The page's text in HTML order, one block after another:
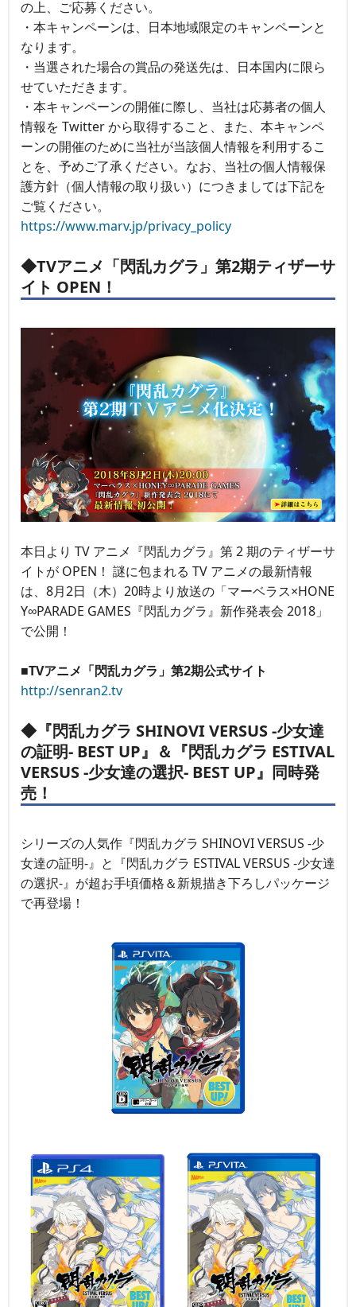
の上、ご応募ください。
・本キャンペーンは、日本地域限定のキャンペーンと
なります。
・当選された場合の賞品の発送先は、日本国内に限ら
せていただきます。
・本キャンペーンの開催に際し、当社は応募者の個人
情報を Twitter から取得すること、また、本キャンペ
ーンの開催のために当社が当該個人情報を利用するこ
とを、予めご了承ください。なお、当社の個人情報保
護方針（個人情報の取り扱い）につきましては下記を
ご覧ください。
https://www.marv.jp/privacy_policy
◆TVアニメ「閃乱カグラ」第2期ティザーサ
イト OPEN！
本日より TV アニメ『閃乱カグラ』第 2 期のティザーサ
イトが OPEN！ 謎に包まれる TV アニメの最新情報
は、8月2日（木）20時より放送の「マーベラス×HONE
Y∞PARADE GAMES『閃乱カグラ』新作発表会 2018」
で公開！
■TVアニメ「閃乱カグラ」第2期公式サイト
http://senran2.tv
◆『閃乱カグラ SHINOVI VERSUS -少女達
の証明- BEST UP』＆『閃乱カグラ ESTIVAL
VERSUS -少女達の選択- BEST UP』同時発
売！
シリーズの人気作『閃乱カグラ SHINOVI VERSUS -少
女達の証明-』と『閃乱カグラ ESTIVAL VERSUS -少女達
の選択-』が超お手頃価格＆新規描き下ろしパッケージ
で再登場！